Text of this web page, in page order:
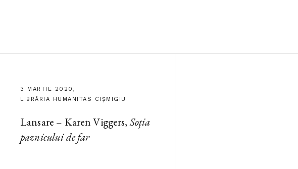
3 MARTIE 2020,
LIBRĂRIA HUMANITAS CIȘMIGIU
Lansare – Karen Viggers,Soția
paznicului de far